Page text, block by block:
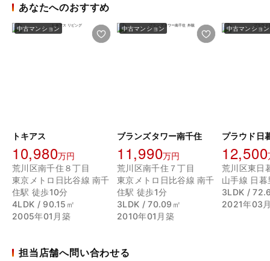
あなたへのおすすめ
中古マンション
トキアス
10,980万円
荒川区南千住８丁目
東京メトロ日比谷線 南千
住駅 徒歩10分
4LDK / 90.15㎡
2005年01月築
中古マンション
ブランズタワー南千住
11,990万円
荒川区南千住７丁目
東京メトロ日比谷線 南千
住駅 徒歩1分
3LDK / 70.09㎡
2010年01月築
中古マンション
プラウド日
12,500
荒川区東日
山手線 日
3LDK /
2021年03
担当店舗へ問い合わせる